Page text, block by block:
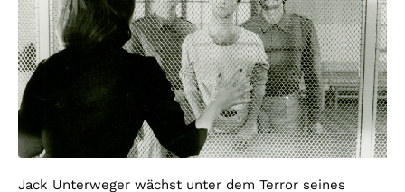
Jack Unterweger wächst unter dem Terror seines